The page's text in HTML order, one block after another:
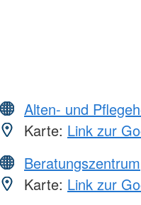
Alten- und
Karte: Link zur
Beratungszentrum
Karte: Link zur